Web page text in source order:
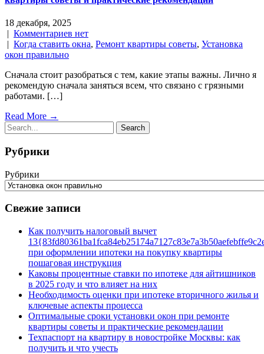
18 декабря, 2025
| Комментариев нет
| Когда ставить окна, Ремонт квартиры советы, Установка
окон правильно
Сначала стоит разобраться с тем, какие этапы важны. Лично я
рекомендую сначала заняться всем, что связано с грязными
работами. […]
Read More →
Рубрики
Рубрики
Свежие записи
Как получить налоговый вычет
при оформлении ипотеки на покупку квартиры
пошаговая инструкция
Каковы процентные ставки по ипотеке для айтишников
в 2025 году и что влияет на них
Необходимость оценки при ипотеке вторичного жилья и
ключевые аспекты процесса
Оптимальные сроки установки окон при ремонте
квартиры советы и практические рекомендации
Техпаспорт на квартиру в новостройке Москвы: как
получить и что учесть